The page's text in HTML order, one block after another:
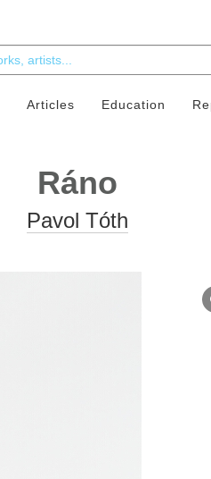
Articles Education
Ráno
Pavol Tóth